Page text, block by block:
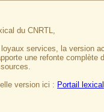
du CNRTL,
services, la version
une refonte complète
version ici : Portail lexical